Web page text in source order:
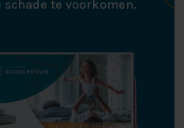
te voorkomen.